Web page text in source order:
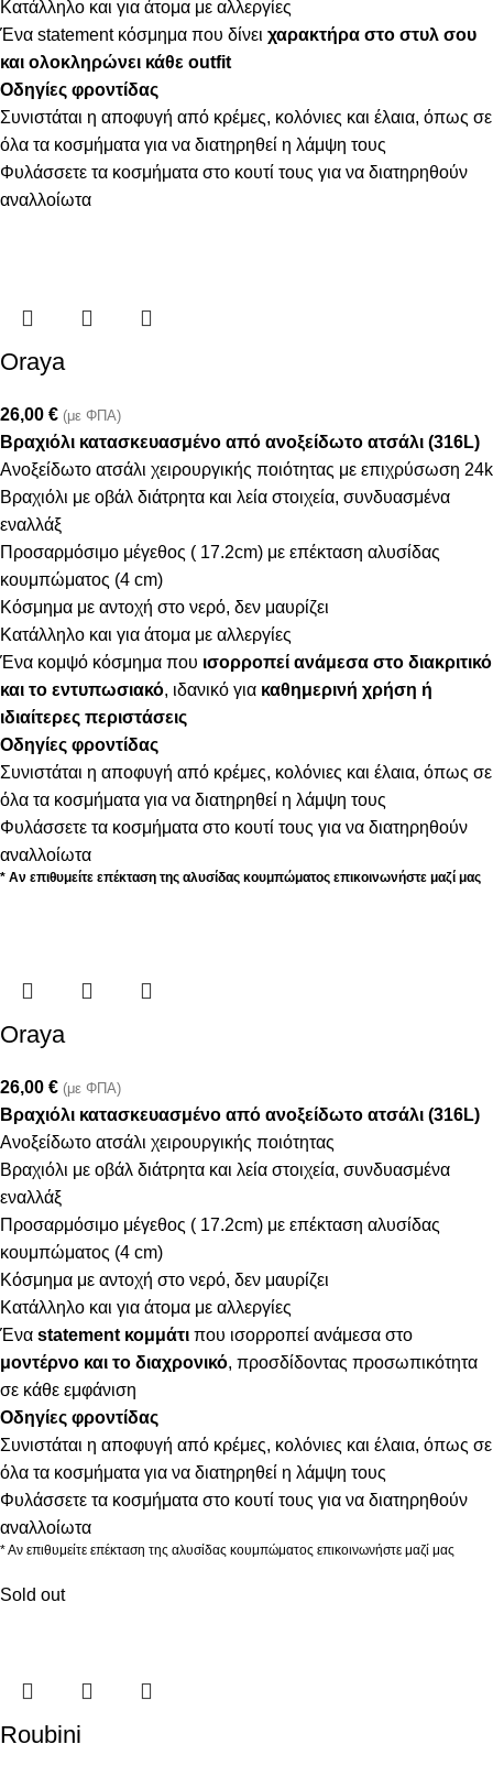
Κατάλληλο και για άτομα με αλλεργίες
Ένα statement κόσμημα που δίνει χαρακτήρα στο στυλ σου
και ολοκληρώνει κάθε outfit
Οδηγίες φροντίδας
Συνιστάται η αποφυγή από κρέμες, κολόνιες και έλαια, όπως σε
όλα τα κοσμήματα για να διατηρηθεί η λάμψη τους
Φυλάσσετε τα κοσμήματα στο κουτί τους για να διατηρηθούν
αναλλοίωτα
Oraya
26,00 € (με ΦΠΑ)
Βραχιόλι κατασκευασμένο από ανοξείδωτο ατσάλι (316L)
Ανοξείδωτο ατσάλι χειρουργικής ποιότητας με επιχρύσωση 24k
Βραχιόλι με οβάλ διάτρητα και λεία στοιχεία, συνδυασμένα
εναλλάξ
Προσαρμόσιμο μέγεθος ( 17.2cm) με επέκταση αλυσίδας
κουμπώματος (4 cm)
Κόσμημα με αντοχή στο νερό, δεν μαυρίζει
Κατάλληλο και για άτομα με αλλεργίες
Ένα κομψό κόσμημα που ισορροπεί ανάμεσα στο διακριτικό
και το εντυπωσιακό, ιδανικό για καθημερινή χρήση ή
ιδιαίτερες περιστάσεις
Οδηγίες φροντίδας
Συνιστάται η αποφυγή από κρέμες, κολόνιες και έλαια, όπως σε
όλα τα κοσμήματα για να διατηρηθεί η λάμψη τους
Φυλάσσετε τα κοσμήματα στο κουτί τους για να διατηρηθούν
αναλλοίωτα
* Αν επιθυμείτε επέκταση της αλυσίδας κουμπώματος επικοινωνήστε μαζί μας
Oraya
26,00 € (με ΦΠΑ)
Βραχιόλι κατασκευασμένο από ανοξείδωτο ατσάλι (316L)
Ανοξείδωτο ατσάλι χειρουργικής ποιότητας
Βραχιόλι με οβάλ διάτρητα και λεία στοιχεία, συνδυασμένα
εναλλάξ
Προσαρμόσιμο μέγεθος ( 17.2cm) με επέκταση αλυσίδας
κουμπώματος (4 cm)
Κόσμημα με αντοχή στο νερό, δεν μαυρίζει
Κατάλληλο και για άτομα με αλλεργίες
Ένα statement κομμάτι που ισορροπεί ανάμεσα στο
μοντέρνο και το διαχρονικό, προσδίδοντας προσωπικότητα
σε κάθε εμφάνιση
Οδηγίες φροντίδας
Συνιστάται η αποφυγή από κρέμες, κολόνιες και έλαια, όπως σε
όλα τα κοσμήματα για να διατηρηθεί η λάμψη τους
Φυλάσσετε τα κοσμήματα στο κουτί τους για να διατηρηθούν
αναλλοίωτα
* Αν επιθυμείτε επέκταση της αλυσίδας κουμπώματος επικοινωνήστε μαζί μας
Sold out
Roubini